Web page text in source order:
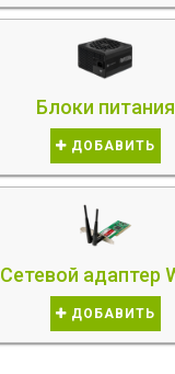
Блоки питания
ДОБАВИТЬ
Сетевой адаптер
ДОБАВИТЬ